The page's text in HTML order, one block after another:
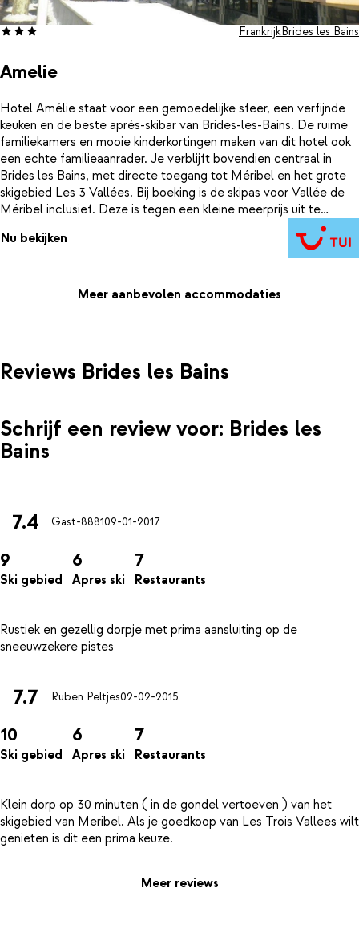
Amelie
FrankrijkBrides les Bains
Hotel Amélie staat voor een gemoedelijke sfeer, een verfijnde
keuken en de beste après-skibar van Brides-les-Bains. De ruime
familiekamers en mooie kinderkortingen maken van dit hotel ook
een echte familieaanrader. Je verblijft bovendien centraal in
Brides les Bains, met directe toegang tot Méribel en het grote
skigebied Les 3 Vallées. Bij boeking is de skipas voor Vallée de
Méribel inclusief. Deze is tegen een kleine meerprijs uit te
breiden naar een skipas voor het grote gebied Les Trois Vallées
(600 km).
Nu bekijken
Meer aanbevolen accommodaties
Reviews Brides les Bains
Schrijf een review voor: Brides les
Bains
7.4 Gast-888109-01-2017
9
Ski gebied
6
Apres ski
7
Restaurants
Rustiek en gezellig dorpje met prima aansluiting op de
7.7 Ruben Peltjes02-02-2015
10
Ski gebied
6
Apres ski
7
Restaurants
Klein dorp op 30 minuten ( in de gondel vertoeven ) van het
skigebied van Meribel. Als je goedkoop van Les Trois Vallees wilt
Meer reviews